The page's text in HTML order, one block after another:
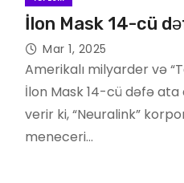
İlon Mask 14-cü
Mar 1, 2025
Amerikalı milyarder və
İlon Mask 14-cü dəfə ata
verir ki, “Neuralink”
meneceri…